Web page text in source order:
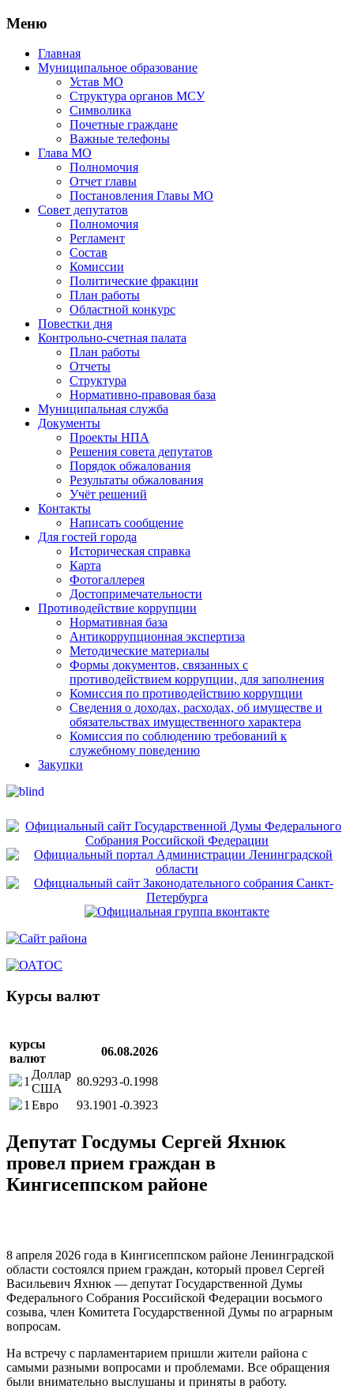
Меню
Главная
Муниципальное образование
Устав МО
Структура органов МСУ
Символика
Почетные граждане
Важные телефоны
Глава МО
Полномочия
Отчет главы
Постановления Главы МО
Совет депутатов
Полномочия
Регламент
Состав
Комиссии
Политические фракции
План работы
Областной конкурс
Повестки дня
Контрольно-счетная палата
План работы
Отчеты
Структура
Нормативно-правовая база
Муниципальная служба
Документы
Проекты НПА
Решения совета депутатов
Порядок обжалования
Результаты обжалования
Учёт решений
Контакты
Написать сообщение
Для гостей города
Историческая справка
Карта
Фотогаллерея
Достопримечательности
Противодействие коррупции
Нормативная база
Антикоррупционная экспертиза
Методические материалы
Формы документов, связанных с
противодействием коррупции, для заполнения
Комиссия по противодействию коррупции
Сведения о доходах, расходах, об имуществе и
обязательствах имущественного характера
Комиссия по соблюдению требований к
служебному поведению
Закупки
Курсы валют
курсы
валют
06.08.2026
1
Доллар
США
80.9293-0.1998
1 Евро 93.1901 -0.3923
Депутат Госдумы Сергей Яхнюк
провел прием граждан в
Кингисеппском районе
8 апреля 2026 года в Кингисеппском районе Ленинградской
области состоялся прием граждан, который провел Сергей
Васильевич Яхнюк — депутат Государственной Думы
Федерального Собрания Российской Федерации восьмого
созыва, член Комитета Государственной Думы по аграрным
вопросам.
На встречу с парламентарием пришли жители района с
самыми разными вопросами и проблемами. Все обращения
были внимательно выслушаны и приняты в работу.